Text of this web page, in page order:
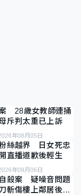
28歲女教師連捅
斥判太重已上訴
年08月05日
絲越界 日女死忠
直播道歉後輕生
年08月06日
殺案 疑噪音問題
斬傷樓上鄰居後墮